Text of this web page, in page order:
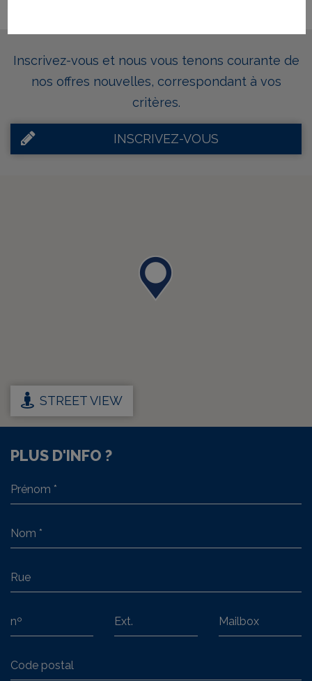
Inscrivez-vous et nous vous tenons courante de
nos offres nouvelles, correspondant à vos
critères.
INSCRIVEZ-VOUS
STREET VIEW
PLUS D'INFO ?